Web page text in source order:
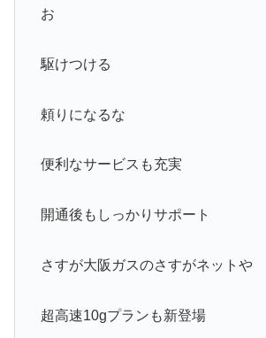
お
駆けつける
頼りになるな
便利なサービスも充実
開通後もしっかりサポート
さすが大阪ガスのさすがネットや
超高速10gプランも新登場